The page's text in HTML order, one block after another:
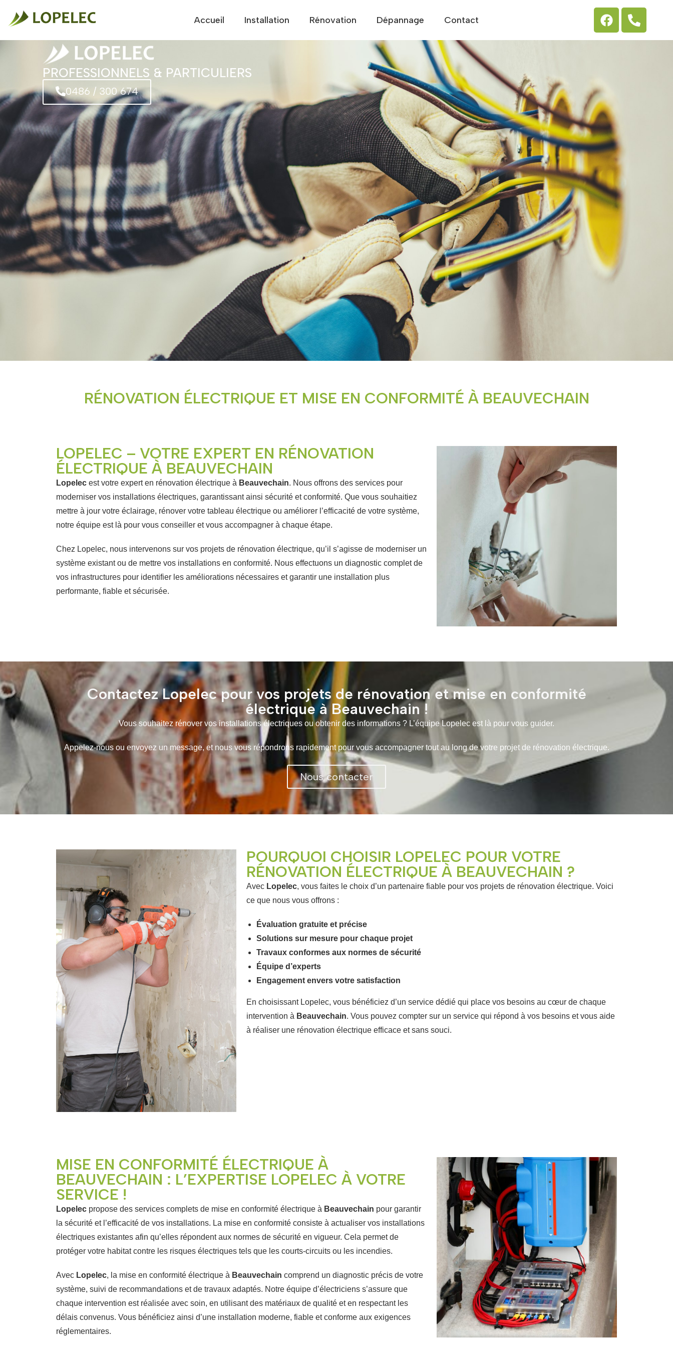
Accueil Installation Rénovation Dépannage Contact
PROFESSIONNELS & PARTICULIERS
0486 / 300 674
RÉNOVATION ÉLECTRIQUE ET MISE EN CONFORMITÉ À BEAUVECHAIN
LOPELEC – VOTRE EXPERT EN RÉNOVATION
ÉLECTRIQUE À BEAUVECHAIN
Lopelec est votre expert en rénovation électrique à Beauvechain. Nous offrons des services pour
moderniser vos installations électriques, garantissant ainsi sécurité et conformité. Que vous souhaitiez
mettre à jour votre éclairage, rénover votre tableau électrique ou améliorer l’efficacité de votre système,
notre équipe est là pour vous conseiller et vous accompagner à chaque étape.
Chez Lopelec, nous intervenons sur vos projets de rénovation électrique, qu’il s’agisse de moderniser un
système existant ou de mettre vos installations en conformité. Nous effectuons un diagnostic complet de
vos infrastructures pour identifier les améliorations nécessaires et garantir une installation plus
performante, fiable et sécurisée.
Contactez Lopelec pour vos projets de rénovation et mise en conformité
électrique à Beauvechain !
Vous souhaitez rénover vos installations électriques ou obtenir des informations ? L’équipe Lopelec est là pour vous guider.
Appelez-nous ou envoyez un message, et nous vous répondrons rapidement pour vous accompagner tout au long de votre projet de rénovation électrique.
Nous contacter
POURQUOI CHOISIR LOPELEC POUR VOTRE
RÉNOVATION ÉLECTRIQUE À BEAUVECHAIN ?
Avec Lopelec, vous faites le choix d’un partenaire fiable pour vos projets de rénovation électrique. Voici
ce que nous vous offrons :
Évaluation gratuite et précise
Solutions sur mesure pour chaque projet
Travaux conformes aux normes de sécurité
Équipe d’experts
Engagement envers votre satisfaction
En choisissant Lopelec, vous bénéficiez d’un service dédié qui place vos besoins au cœur de chaque
intervention à Beauvechain. Vous pouvez compter sur un service qui répond à vos besoins et vous aide
à réaliser une rénovation électrique efficace et sans souci.
MISE EN CONFORMITÉ ÉLECTRIQUE À
BEAUVECHAIN : L’EXPERTISE LOPELEC À VOTRE
SERVICE !
Lopelec propose des services complets de mise en conformité électrique à Beauvechain pour garantir
la sécurité et l’efficacité de vos installations. La mise en conformité consiste à actualiser vos installations
électriques existantes afin qu’elles répondent aux normes de sécurité en vigueur. Cela permet de
protéger votre habitat contre les risques électriques tels que les courts-circuits ou les incendies.
Avec Lopelec, la mise en conformité électrique à Beauvechain comprend un diagnostic précis de votre
système, suivi de recommandations et de travaux adaptés. Notre équipe d’électriciens s’assure que
chaque intervention est réalisée avec soin, en utilisant des matériaux de qualité et en respectant les
délais convenus. Vous bénéficiez ainsi d’une installation moderne, fiable et conforme aux exigences
réglementaires.